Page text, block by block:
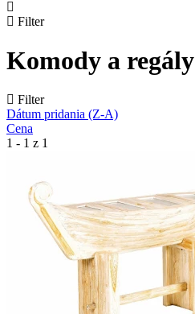
Filter
Komody a regály
Filter
Dátum pridania (Z-A)
Cena
1 - 1 z 1